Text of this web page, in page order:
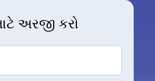
અરજી કરો